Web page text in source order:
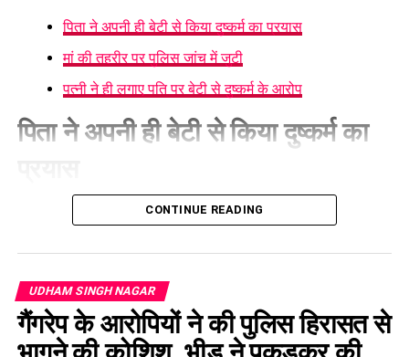
पिता ने अपनी ही बेटी से किया दुष्कर्म का प्रयास
मां की तहरीर पर पुलिस जांच में जुटी
पत्नी ने ही लगाए पति पर बेटी से दुष्कर्म के आरोप
पिता ने अपनी ही बेटी से किया दुष्कर्म का
रुद्रपुर में पारिवारिक रिश्तों को तार-तार कर देने वाला एक खौफनाक
मामला प्रकाश में आया है। यहाँ एक माँ ने अपने ही पति पर अपनी 10 साल
कीमासूम बेटी के साथ यौन उत्पीड़नका प्रयास करने का संगीन आरोप
मां की तहरीर पर पुलिस जांच में जुटी
CONTINUE READING
UDHAM SINGH NAGAR
गैंगरेप के आरोपियों ने की पुलिस हिरासत से